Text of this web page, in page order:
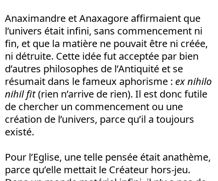
Anaximandre et Anaxagore affirmaient que
l’univers était infini, sans commencement ni
fin, et que la matière ne pouvait être ni créée,
ni détruite. Cette idée fut acceptée par bien
d’autres philosophes de l’Antiquité et se
résumait dans le fameux aphorisme : ex nihilo
nihil fit(rien n’arrive de rien). Il est donc futile
de chercher un commencement ou une
création de l’univers, parce qu’il a toujours
existé.
Pour l’Eglise, une telle pensée était anathème,
parce qu’elle mettait le Créateur hors-jeu.